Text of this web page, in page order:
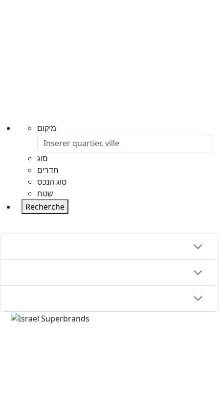
מיקום
סוג
חדרים
סוג הנכס
שטח
Recherche